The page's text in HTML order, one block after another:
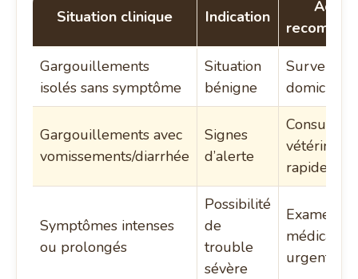
Situation clinique Indication
Action
Gargouillements
isolés sans symptôme
Situation
bénigne
domicile
Gargouillements avec
vomissements/diarrhée
Signes
d’alerte
vétérinaire
rapide
Symptômes intenses
ou prolongés
Possibilité
de
trouble
sévère
Examen
médical
urgent